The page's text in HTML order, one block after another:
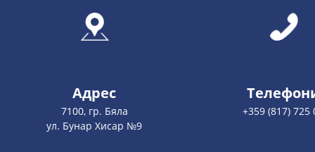
Адрес
7100, гр. Бяла
ул. Бунар Хисар №9
+359 (817) 725